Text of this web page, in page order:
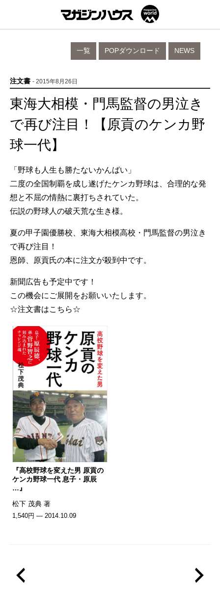
NEWS
POPダウンロード
一覧
注文書 - 2015年8月26日
東海大相模・門馬監督の男泣き
で再び注目！【原貢のケンカ野
球一代】
「野球も人生も勝たないかんばい」
二度の全国制覇を成し遂げたケンカ野球は、合理的な発
想と不屈の情熱に裏打ちされていた。
伝説の野球人の破天荒な生き様。
夏の甲子園優勝校、東海大相模高校・門馬監督の男泣き
で再び注目！
恩師、原貢氏の本に注文が殺到中です。
新聞広告も予定中です！
この機会にご展開をお願いいたします。
☆注文書はこちら☆
『高校野球を変えた男 原貢の
ケンカ野球一代 息子・原辰
…』
松下 茂典 著
1,540円 — 2014.10.09